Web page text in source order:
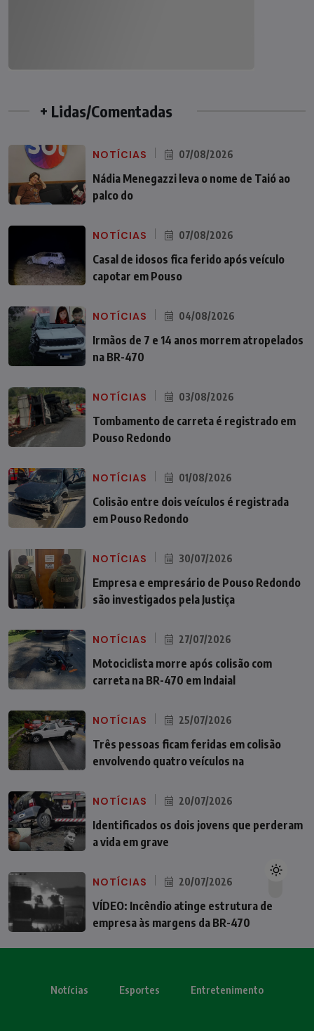
+ Lidas/Comentadas
NOTÍCIAS 07/08/2026
Nádia Menegazzi leva o nome de Taió ao
palco do
NOTÍCIAS 07/08/2026
Casal de idosos fica ferido após veículo
capotar em Pouso
NOTÍCIAS 04/08/2026
Irmãos de 7 e 14 anos morrem atropelados
na BR-470
NOTÍCIAS 03/08/2026
Tombamento de carreta é registrado em
Pouso Redondo
NOTÍCIAS 01/08/2026
Colisão entre dois veículos é registrada
em Pouso Redondo
NOTÍCIAS 30/07/2026
Empresa e empresário de Pouso Redondo
são investigados pela Justiça
NOTÍCIAS 27/07/2026
Motociclista morre após colisão com
carreta na BR-470 em Indaial
NOTÍCIAS 25/07/2026
Três pessoas ficam feridas em colisão
envolvendo quatro veículos na
NOTÍCIAS 20/07/2026
Identificados os dois jovens que perderam
a vida em grave
NOTÍCIAS 20/07/2026
VÍDEO: Incêndio atinge estrutura de
empresa às margens da BR-470
Notícias Esportes Entretenimento